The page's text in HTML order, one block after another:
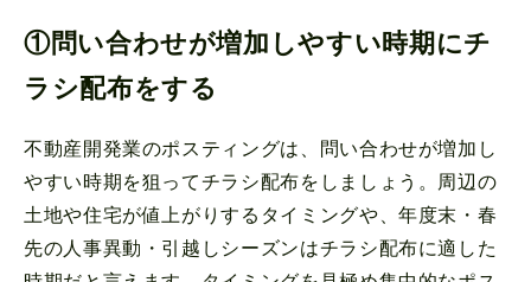
①問い合わせが増加しやすい時期にチ
ラシ配布をする
不動産開発業のポスティングは、問い合わせが増加し
やすい時期を狙ってチラシ配布をしましょう。周辺の
土地や住宅が値上がりするタイミングや、年度末・春
先の人事異動・引越しシーズンはチラシ配布に適した